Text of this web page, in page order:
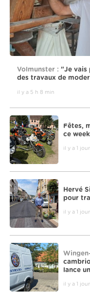
Volmunster : "Je vais
des travaux de
il y a 5 h 8 min
Fêtes,
ce
il y a 1
Hervé
pour
il y a 1
lance
il y a 1